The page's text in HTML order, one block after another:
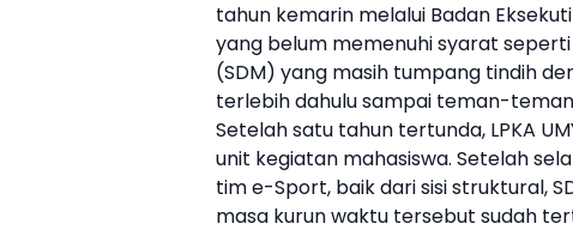
tahun kemarin melalui Badan
yang belum memenuhi syarat
(SDM) yang masih tumpang tindih
terlebih dahulu sampai teman-
Setelah satu tahun tertunda, LPKA
unit kegiatan mahasiswa. Setelah
tim e-Sport, baik dari sisi struktural,
masa kurun waktu tersebut sudah